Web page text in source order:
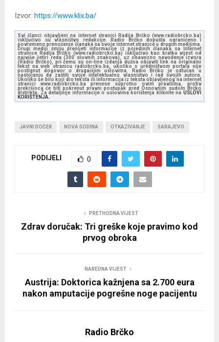
Izvor: https://www.klix.ba/
Svi članci objavljeni na internet stranici Radija Brčko (www.radiobrcko.ba)
isključivo su vlasništvo redakcije. Radio Brčko dopušta ograničeno i
povremeno prenošenje članaka sa svoje internet stranice u drugim medijima.
Drugi mediji smiju prenijeti informacije iz pojedinih članaka sa Internet
stranice Radija Brčko (www.radiobrcko.ba) isključivo kao kratku vijest od
najviše četiri reda (300 slovnih znakova), uz obavezno navođenje izvora
(Radio Brčko), pri čemu su on-line izdanja dužna objaviti link na originalni
tekst na web stranicu radiobrcko.ba, ukoliko s uredništvom portala nije
postignut dogovor o drugačijim uslovima. Radio Brčko je odlučan u
nastojanju da zaštiti svoje intelektualno vlasništvo i rad svojih autora.
Ukoliko se bilo koji dio teksta ili informacija iz teksta objavljenog na internet
stranici www.radiobrcko.ba prenese suprotno ovim pravilima, protiv
prekršioca će biti pokrenut pravni postupak pred Osnovnim sudom Brčko
distrikta. Za detaljnije informacije o uslovima korištenja kliknite na USLOVI
KORIŠTENJA.
JAVNI DOČEK NOVA GODINA OTKAZIVANJE SARAJEVO
PODIJELI 0
PRETHODNA VIJEST
Zdrav doručak: Tri greške koje pravimo kod
prvog obroka
NAREDNA VIJEST
Austrija: Doktorica kažnjena sa 2.700 eura
nakon amputacije pogrešne noge pacijentu
Radio Brčko